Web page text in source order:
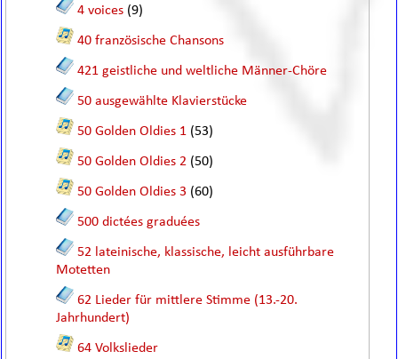
4 voices (9)
40 französische Chansons
421 geistliche und weltliche Männer-Chöre
50 ausgewählte Klavierstücke
50 Golden Oldies 1 (53)
50 Golden Oldies 2 (50)
50 Golden Oldies 3 (60)
500 dictées graduées
52 lateinische, klassische, leicht ausführbare
Motetten
62 Lieder für mittlere Stimme (13.-20.
Jahrhundert)
64 Volkslieder